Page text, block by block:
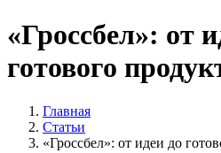
«Гроссбел»: от
готового
Главная
Статьи
«Гроссбел»: от идеи до